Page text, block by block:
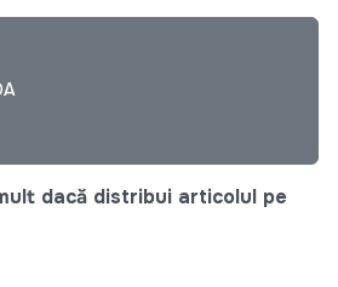
dacă distribui articolul pe